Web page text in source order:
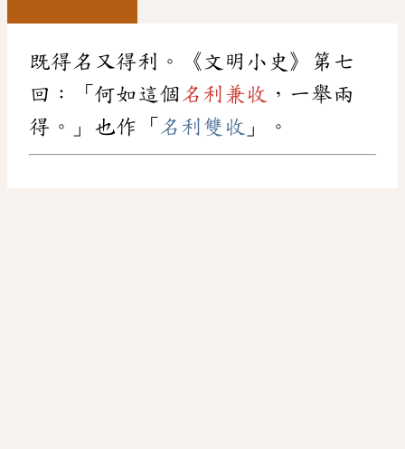
既得名又得利。《文明小史》第七
回：「何如這個 名利兼收 ，一舉兩
得。」也作「 名利雙收 」。